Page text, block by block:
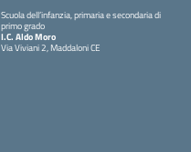
Scuola dell’infanzia, primaria e secondaria di
primo grado
I.C. Aldo Moro
Via Viviani 2, Maddaloni CE